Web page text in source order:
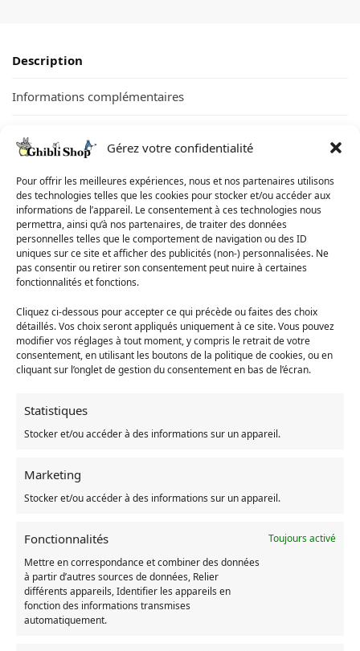
Gérez votre confidentialité
Pour offrir les meilleures expériences, nous et nos partenaires utilisons
des technologies telles que les cookies pour stocker et/ou accéder aux
informations de l’appareil. Le consentement à ces technologies nous
permettra, ainsi qu’à nos partenaires, de traiter des données
personnelles telles que le comportement de navigation ou des ID
uniques sur ce site et afficher des publicités (non-) personnalisées. Ne
pas consentir ou retirer son consentement peut nuire à certaines
fonctionnalités et fonctions.
Cliquez ci-dessous pour accepter ce qui précède ou faites des choix
détaillés. Vos choix seront appliqués uniquement à ce site. Vous pouvez
modifier vos réglages à tout moment, y compris le retrait de votre
consentement, en utilisant les boutons de la politique de cookies, ou en
cliquant sur l’onglet de gestion du consentement en bas de l’écran.
Statistiques
Stocker et/ou accéder à des informations sur un appareil.
Marketing
Stocker et/ou accéder à des informations sur un appareil.
Fonctionnalités
Toujours activé
Mettre en correspondance et combiner des données
à partir d’autres sources de données, Relier
différents appareils, Identifier les appareils en
fonction des informations transmises
automatiquement.
Description
Informations complémentaires
Matière du sac à main Ghibli : fabriqué en polyester résistant
pour une durabilité accrue.
Doublure intérieure en nylon doux pour protéger vos objets
personnels et assurer une longue durée de vie.
Taille du sac : disponible en deux tailles inspirées des
personnages emblématiques de Ghibli, soit 20 cm x 24 cm et
25 cm x 30 cm.
réglable et confortable.
Motif imprimé avec des illustrations magnifiques inspirées des
films Ghibli pour un rendu visuel étonnant.
Fermeture à glissière fiable pour une sécurité accrue et une
objets tels que des téléphones portables ou des clés.
Fait avec des matériaux de qualité supérieure pour une
attire l'attention.
UGS : AE_1005003500381755_174c81f3d029d24b
Produits similaires